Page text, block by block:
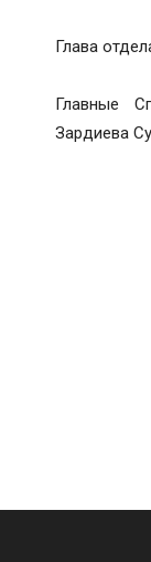
Глава
Главные
Зардиева